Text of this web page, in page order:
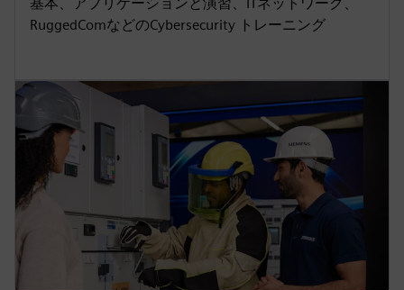
RuggedComなどのCybersecurity トレーニング